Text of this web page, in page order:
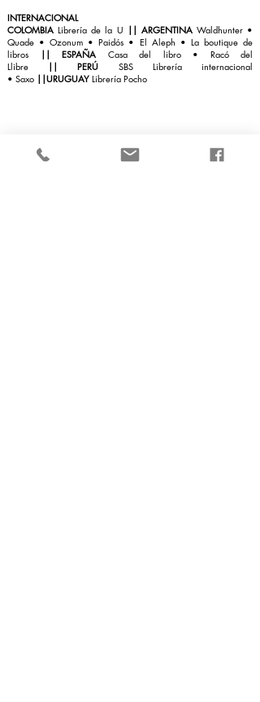
INTERNACIONAL
COLOMBIALibrería de la U | | ARGENTINA Waldhunter•
Quade •Ozonum •Paidós • El Aleph • La boutique de
libros || ESPAÑA Casa del libro
• Racó del
Llibre
|| PERÚ
SBS Librería internacional
• Saxo ||URUGUAY Librería Pocho